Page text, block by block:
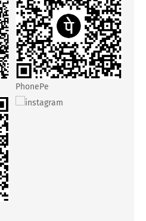
PhonePe
instagram